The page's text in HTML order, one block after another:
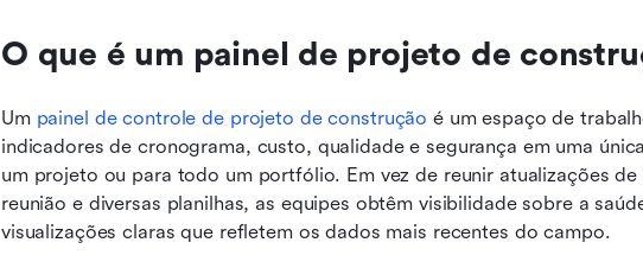
O que é um painel de projeto de
Um painel de controle de projeto de construção é um espaço de
indicadores de cronograma, custo, qualidade e segurança em uma
um projeto ou para todo um portfólio. Em vez de reunir atualizações de
reunião e diversas planilhas, as equipes obtêm visibilidade sobre a
visualizações claras que refletem os dados mais recentes do campo.